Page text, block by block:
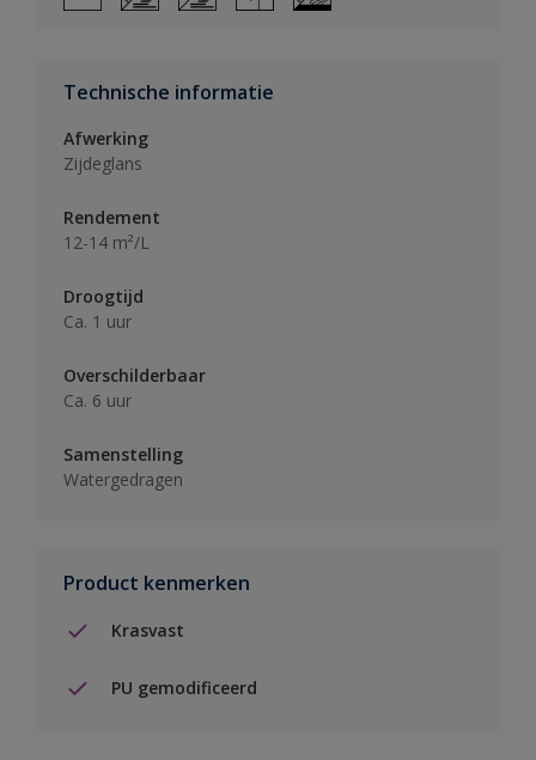
Technische informatie
Afwerking
Zijdeglans
Rendement
12-14 m²/L
Droogtijd
Ca. 1 uur
Overschilderbaar
Ca. 6 uur
Samenstelling
Watergedragen
Product kenmerken
Krasvast
PU gemodificeerd